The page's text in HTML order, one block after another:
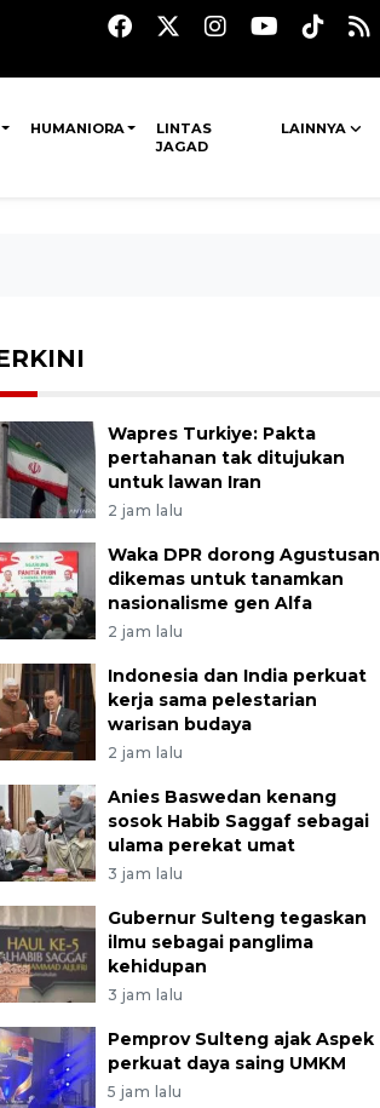
HUMANIORA
LINTAS
JAGAD
LAINNYA
Wapres Turkiye: Pakta
pertahanan tak ditujukan
untuk lawan Iran
2 jam lalu
Waka DPR dorong Agustusan
dikemas untuk tanamkan
nasionalisme gen Alfa
2 jam lalu
Indonesia dan India perkuat
kerja sama pelestarian
warisan budaya
2 jam lalu
Anies Baswedan kenang
sosok Habib Saggaf sebagai
ulama perekat umat
3 jam lalu
Gubernur Sulteng tegaskan
ilmu sebagai panglima
kehidupan
3 jam lalu
Pemprov Sulteng ajak Aspek
perkuat daya saing UMKM
5 jam lalu